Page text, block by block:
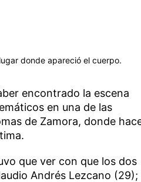
donde apareció el cuerpo.
encontrado la escena
en una de las
de Zamora, donde
que ver con que los dos
Andrés Lezcano (29);